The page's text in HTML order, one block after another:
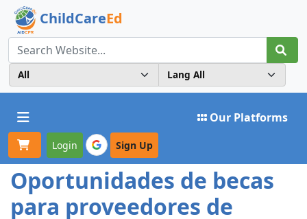
ChildCareEd
Toggle navigation Our Platforms
Login Sign Up
Oportunidades de becas
para proveedores de